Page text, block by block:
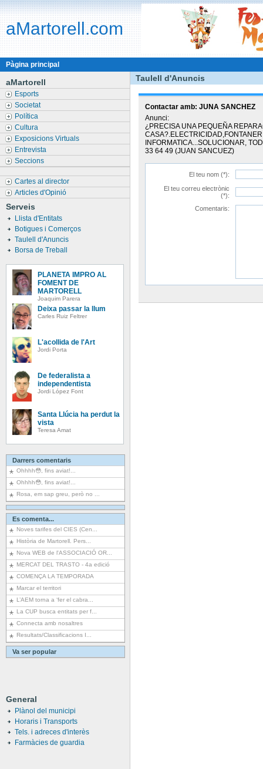
aMartorell.com
Pàgina principal
aMartorell
Esports
Societat
Política
Cultura
Exposicions Virtuals
Entrevista
Seccions
Cartes al director
Articles d'Opinió
Serveis
Llista d'Entitats
Botigues i Comerços
Taulell d'Anuncis
Borsa de Treball
PLANETA IMPRO AL
FOMENT DE
MARTORELL
Joaquim Parera
Deixa passar la llum
Carles Ruiz Feltrer
L'acollida de l'Art
Jordi Porta
De federalista a
independentista
Jordi López Font
Santa Llúcia ha perdut la
vista
Teresa Amat
Darrers comentaris
Ohhhh😳, fins aviat!...
Ohhhh😳, fins aviat!...
Rosa, em sap greu, però no ...
Es comenta...
Noves tarifes del CIES (Cen...
Història de Martorell. Pers...
Nova WEB de l'ASSOCIACIÓ OR...
MERCAT DEL TRASTO - 4a edició
COMENÇA LA TEMPORADA
Marcar el territori
L’AEM torna a ‘fer el cabra...
La CUP busca entitats per f...
Connecta amb nosaltres
Resultats/Classificacions I...
Va ser popular
General
Plànol del municipi
Horaris i Transports
Tels. i adreces d'interès
Farmàcies de guardia
Taulell d'Anuncis
Contactar amb: JUNA SANCHEZ
Anunci:
¿PRECISA UNA PEQUEÑA
INFORMATICA...SOLUCIONAR,
33 64 49 (JUAN SANCUEZ)
El teu nom (*):
El teu correu electrònic
(*):
Comentaris: